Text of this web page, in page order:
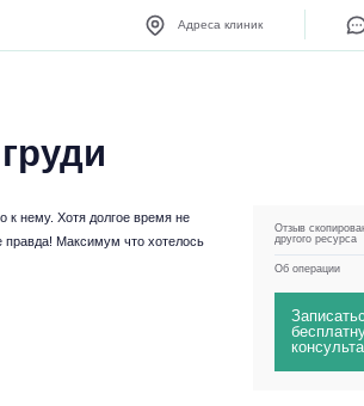
Адреса клиник
к нему. Хотя долгое время не
правда! Максимум что хотелось
Отзыв
другого ресурса
Об операции